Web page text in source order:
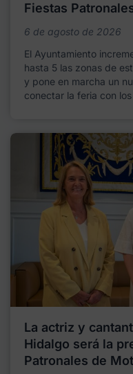
Fiestas
6 de agosto de 2026
El Ayuntamiento
hasta 5 las zonas de
y pone en marcha un
conectar la feria con los
La actriz y
Hidalgo será la
Patronales de